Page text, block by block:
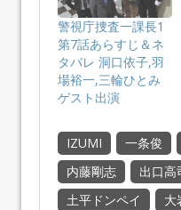
警視庁捜査一課長1
第7話あらすじ＆ネ
タバレ 洞口依子,羽
場裕一,三輪ひとみ
ゲスト出演
IZUMI 一条俊
内藤剛志
出口高
土平ドンペイ
大